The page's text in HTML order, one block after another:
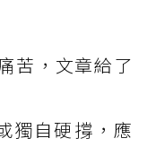
苦，文章給了
獨自硬撐，應